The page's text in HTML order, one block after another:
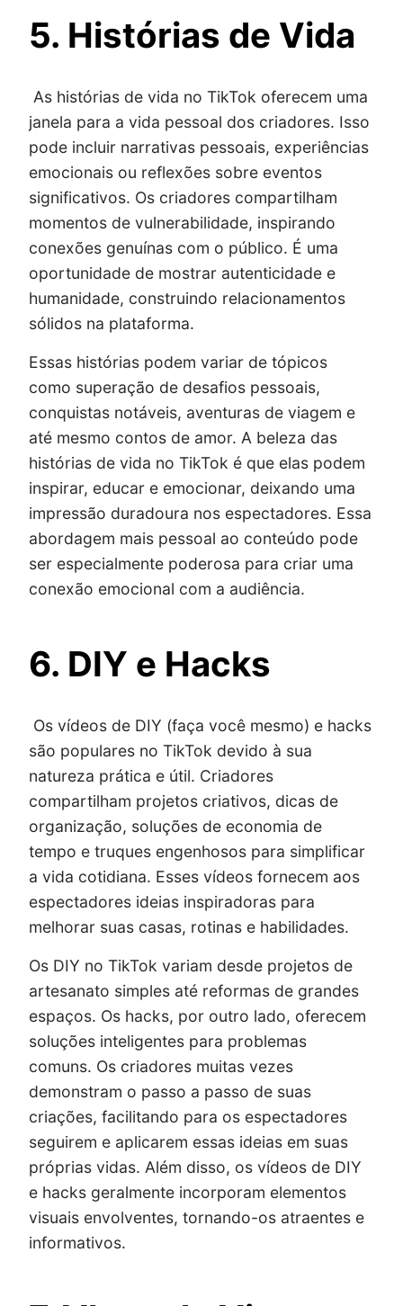
5. Histórias de Vida
As histórias de vida no TikTok oferecem uma
janela para a vida pessoal dos criadores. Isso
pode incluir narrativas pessoais, experiências
emocionais ou reflexões sobre eventos
significativos. Os criadores compartilham
momentos de vulnerabilidade, inspirando
conexões genuínas com o público. É uma
oportunidade de mostrar autenticidade e
humanidade, construindo relacionamentos
sólidos na plataforma.
Essas histórias podem variar de tópicos
como superação de desafios pessoais,
conquistas notáveis, aventuras de viagem e
até mesmo contos de amor. A beleza das
histórias de vida no TikTok é que elas podem
inspirar, educar e emocionar, deixando uma
impressão duradoura nos espectadores. Essa
abordagem mais pessoal ao conteúdo pode
ser especialmente poderosa para criar uma
conexão emocional com a audiência.
6. DIY e Hacks
Os vídeos de DIY (faça você mesmo) e hacks
são populares no TikTok devido à sua
natureza prática e útil. Criadores
compartilham projetos criativos, dicas de
organização, soluções de economia de
tempo e truques engenhosos para simplificar
a vida cotidiana. Esses vídeos fornecem aos
espectadores ideias inspiradoras para
melhorar suas casas, rotinas e habilidades.
Os DIY no TikTok variam desde projetos de
artesanato simples até reformas de grandes
espaços. Os hacks, por outro lado, oferecem
soluções inteligentes para problemas
comuns. Os criadores muitas vezes
demonstram o passo a passo de suas
criações, facilitando para os espectadores
seguirem e aplicarem essas ideias em suas
próprias vidas. Além disso, os vídeos de DIY
e hacks geralmente incorporam elementos
visuais envolventes, tornando-os atraentes e
informativos.